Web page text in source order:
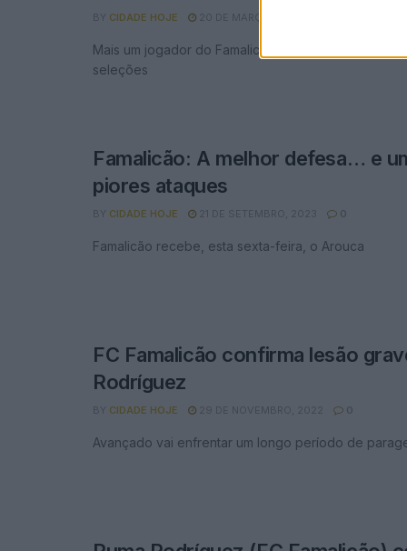
BY CIDADE HOJE 20 DE MARÇO, 2024
Mais um jogador do Famalicão convocado para
seleções
Famalicão: A melhor defesa… e
piores ataques
BY CIDADE HOJE 21 DE SETEMBRO, 2023 0
Famalicão recebe, esta sexta-feira, o Arouca
FC Famalicão confirma lesão
Rodríguez
BY CIDADE HOJE 29 DE NOVEMBRO, 2022 0
Avançado vai enfrentar um longo período de